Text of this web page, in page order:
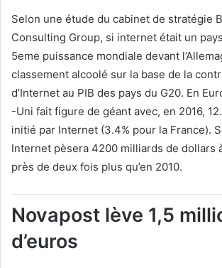
Selon une étude du cabinet de stratégie
Consulting Group, si internet était un
5eme puissance mondiale devant
classement alcoolé sur la base de la
d’Internet au PIB des pays du G20. En
-Uni fait figure de géant avec, en 2016,
initié par Internet (3.4% pour la France).
Internet pèsera 4200 milliards de dollars
près de deux fois plus qu’en 2010.
Novapost lève 1,5
d’euros